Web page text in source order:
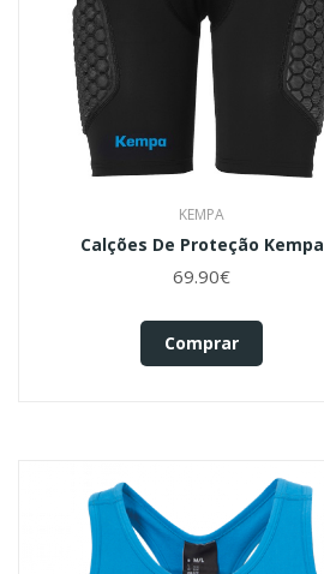
KEMPA
Calções De Proteção Kempa
69.90€
Comprar